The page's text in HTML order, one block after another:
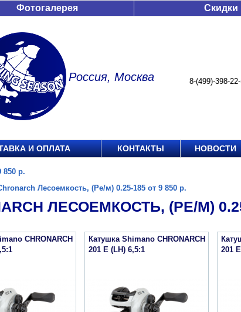
Фотогалерея Скидки
Россия, Москва 8-(499)-398-
И ОПЛАТА КОНТАКТЫ НОВОСТИ
850 р.
Лесоемкость, (Ре/м) 0.25-185 от 9 850 р.
ЛЕСОЕМКОСТЬ, (РЕ/М)
CHRONARCH
Катушка Shimano CHRONARCH
201 E (LH) 6,5:1
201